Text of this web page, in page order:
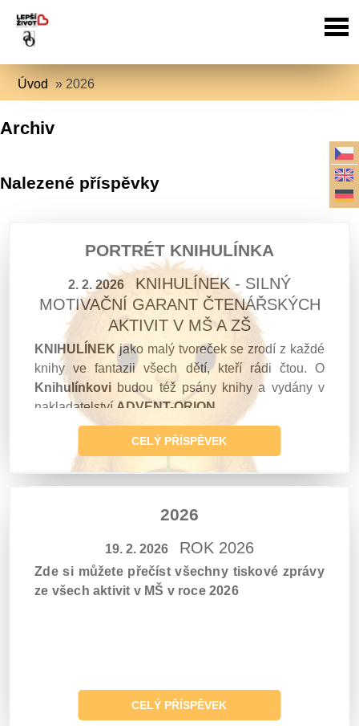
Úvod » 2026
Archiv
Nalezené příspěvky
PORTRÉT KNIHULÍNKA
2. 2. 2026
KNIHULÍNEK - SILNÝ
MOTIVAČNÍ GARANT ČTENÁŘSKÝCH
AKTIVIT V MŠ A ZŠ
KNIHULÍNEK jako malý tvoreček se zrodí z každé
knihy ve fantazii všech dětí, kteří rádi čtou. O
Knihulínkovi budou též psány knihy a vydány v
nakladatelství ADVENT-ORION.
CELÝ PŘÍSPĚVEK
2026
19. 2. 2026 ROK 2026
Zde si můžete přečíst všechny tiskové zprávy
ze všech aktivit v MŠ v roce 2026
CELÝ PŘÍSPĚVEK